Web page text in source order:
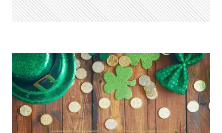
ABENÇOAR
A